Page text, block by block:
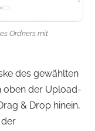
Ordners mit
des gewählten
oben der Upload-
& Drop hinein,